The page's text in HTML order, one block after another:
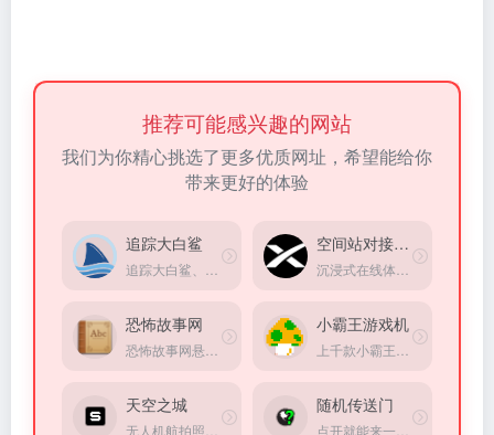
推荐可能感兴趣的网站
我们为你精心挑选了更多优质网址，希望能给你
带来更好的体验
追踪大白鲨 空间站对接模拟器
恐怖故事网 小霸王游戏机
天空之城 随机传送门